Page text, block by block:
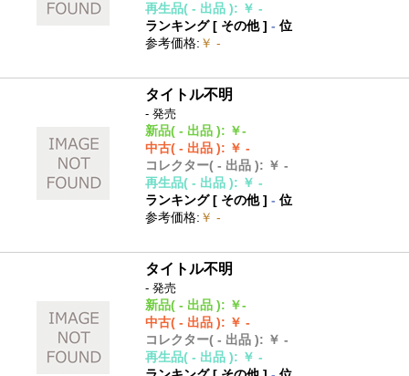
再生品( - 出品 ): ￥ -
ランキング [ その他]- 位
参考価格: ￥ -
タイトル不明
- 発売
新品( - 出品 ): ￥-
中古( - 出品 ): ￥ -
コレクター( - 出品 ): ￥ -
再生品( - 出品 ): ￥ -
ランキング [ その他]- 位
参考価格: ￥ -
タイトル不明
- 発売
新品( - 出品 ): ￥-
中古( - 出品 ): ￥ -
コレクター( - 出品 ): ￥ -
再生品( - 出品 ): ￥ -